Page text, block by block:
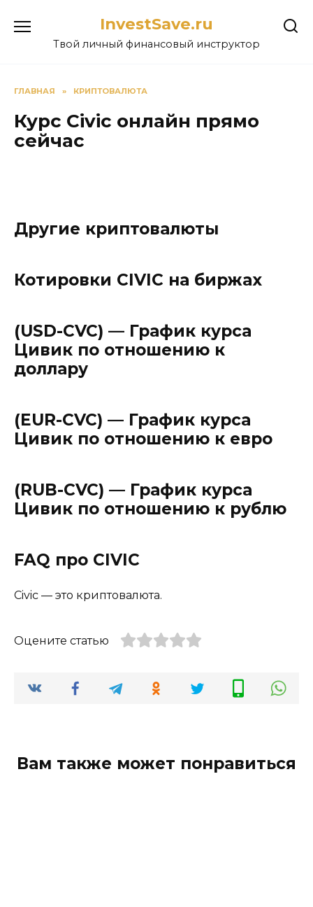
содержанию
InvestSave.ru
Твой личный финансовый инструктор
ГЛАВНАЯ » КРИПТОВАЛЮТА
Курс Civic онлайн прямо
сейчас
Другие криптовалюты
Котировки CIVIC на биржах
(USD-CVC) — График курса
Цивик по отношению к
доллару
(EUR-CVC) — График курса
Цивик по отношению к евро
(RUB-CVC) — График курса
Цивик по отношению к рублю
FAQ про CIVIC
Civic — это криптовалюта.
Оцените статью
Вам также может понравиться